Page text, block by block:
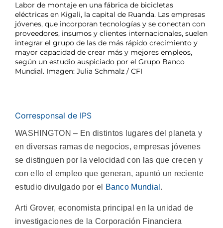
Labor de montaje en una fábrica de bicicletas
eléctricas en Kigali, la capital de Ruanda. Las empresas
jóvenes, que incorporan tecnologías y se conectan con
proveedores, insumos y clientes internacionales, suelen
integrar el grupo de las de más rápido crecimiento y
mayor capacidad de crear más y mejores empleos,
según un estudio auspiciado por el Grupo Banco
Mundial. Imagen: Julia Schmalz / CFI
Corresponsal de IPS
WASHINGTON – En distintos lugares del planeta y
en diversas ramas de negocios, empresas jóvenes
se distinguen por la velocidad con las que crecen y
con ello el empleo que generan, apuntó un reciente
estudio divulgado por el
Banco Mundial .
Arti Grover, economista principal en la unidad de
investigaciones de la Corporación Financiera